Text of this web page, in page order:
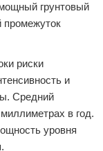
грунтовый
промежуток
риски
и
Средний
в год.
уровня